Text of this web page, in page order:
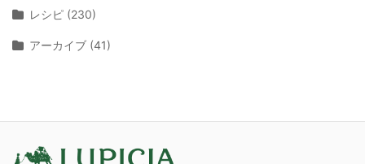
レシピ (230)
アーカイブ (41)